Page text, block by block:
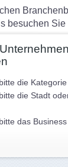
besuchen Sie
die Kategorie
die Stadt
das Business